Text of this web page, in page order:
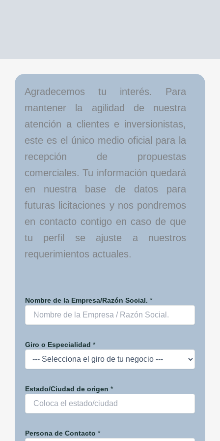
Agradecemos tu interés. Para
mantener la agilidad de nuestra
atención a clientes e inversionistas,
este es el único medio oficial para la
recepción de propuestas
comerciales. Tu información quedará
en nuestra base de datos para
futuras licitaciones y nos pondremos
en contacto contigo en caso de que
tu perfil se ajuste a nuestros
requerimientos actuales.
Nombre de la Empresa/Razón Social. *
Giro o Especialidad *
r
s
n
Estado/Ciudad de origen *
Persona de Contacto *